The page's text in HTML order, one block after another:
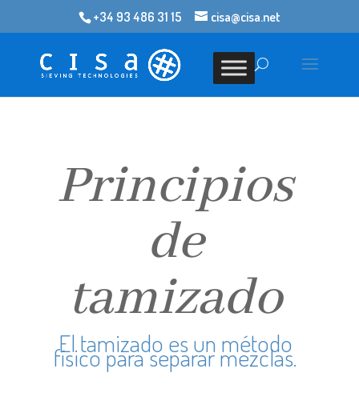
+34 93 486 31 15 cisa@cisa.net
Principios
de
tamizado
El tamizado es un método
físico para separar mezclas.